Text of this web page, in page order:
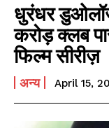
धुरंधर
करोड़ क्लब
फिल्म सीरीज़
अन्य April 15,